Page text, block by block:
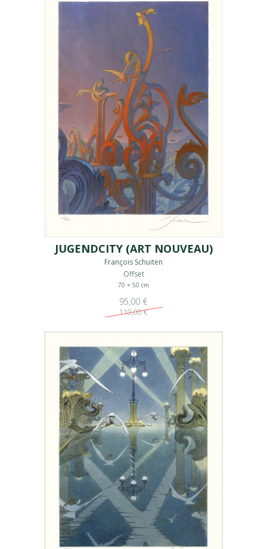
JUGENDCITY (ART NOUVEAU)
François Schuiten
Offset
70 × 50 cm
95,00 €
110,00 €